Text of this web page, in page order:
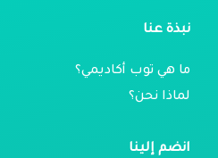
نبذة عنا
ما هي توب أكاديمي؟
لماذا نحن؟
انضم إلينا